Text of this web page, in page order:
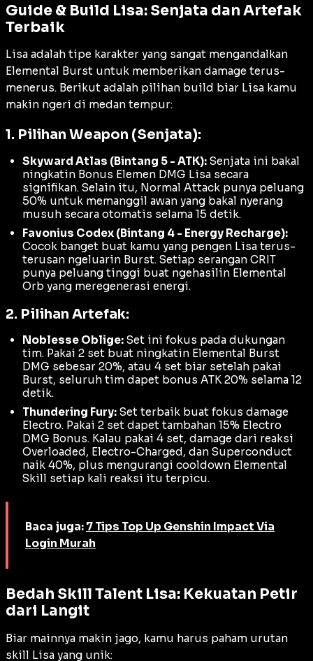
Guide & Build Lisa: Senjata dan Artefak
Terbaik
Lisa adalah tipe karakter yang sangat mengandalkan
Elemental Burst untuk memberikan damage terus-
menerus. Berikut adalah pilihan build biar Lisa kamu
makin ngeri di medan tempur:
1. Pilihan Weapon (Senjata):
Skyward Atlas (Bintang 5 - ATK): Senjata ini bakal
ningkatin Bonus Elemen DMG Lisa secara
signifikan. Selain itu, Normal Attack punya peluang
50% untuk memanggil awan yang bakal nyerang
musuh secara otomatis selama 15 detik.
Favonius Codex (Bintang 4 - Energy Recharge):
Cocok banget buat kamu yang pengen Lisa terus-
terusan ngeluarin Burst. Setiap serangan CRIT
punya peluang tinggi buat ngehasilin Elemental
Orb yang meregenerasi energi.
2. Pilihan Artefak:
Noblesse Oblige: Set ini fokus pada dukungan
tim. Pakai 2 set buat ningkatin Elemental Burst
DMG sebesar 20%, atau 4 set biar setelah pakai
Burst, seluruh tim dapet bonus ATK 20% selama 12
detik.
Thundering Fury: Set terbaik buat fokus damage
Electro. Pakai 2 set dapet tambahan 15% Electro
DMG Bonus. Kalau pakai 4 set, damage dari reaksi
Overloaded , Electro-Charged , dan Superconduct
naik 40%, plus mengurangi cooldown Elemental
Skill setiap kali reaksi itu terpicu.
Baca juga: 7 Tips Top Up Genshin Impact Via
Login Murah
Bedah Skill Talent Lisa: Kekuatan Petir
dari Langit
Biar mainnya makin jago, kamu harus paham urutan
skill Lisa yang unik: